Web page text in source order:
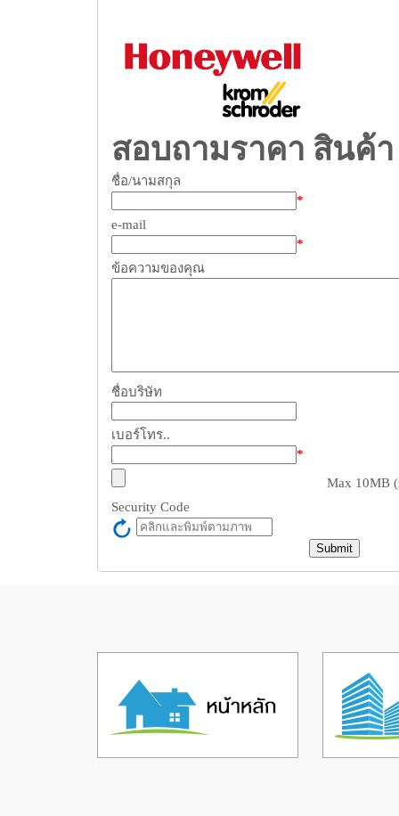
สอบถามราคา สินค้า
ชื่อ/นามสกุล
*
e-mail
*
ข้อความของคุณ
ชื่อบริษัท
เบอร์โทร..
*
Max 10MB
Security Code